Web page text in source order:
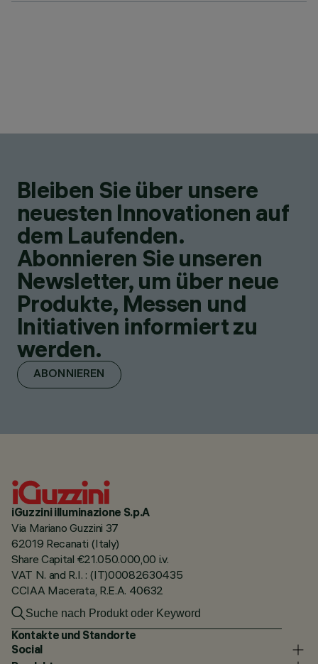
Bleiben Sie über unsere
neuesten Innovationen auf
dem Laufenden.
Abonnieren Sie unseren
Newsletter, um über neue
Produkte, Messen und
Initiativen informiert zu
werden.
ABONNIEREN
iGuzzini illuminazione S.p.A
Via Mariano Guzzini 37
62019 Recanati (Italy)
Share Capital €21.050.000,00 i.v.
VAT N. and R.I. : (IT)00082630435
CCIAA Macerata, R.E.A. 40632
Kontakte und Standorte
Social